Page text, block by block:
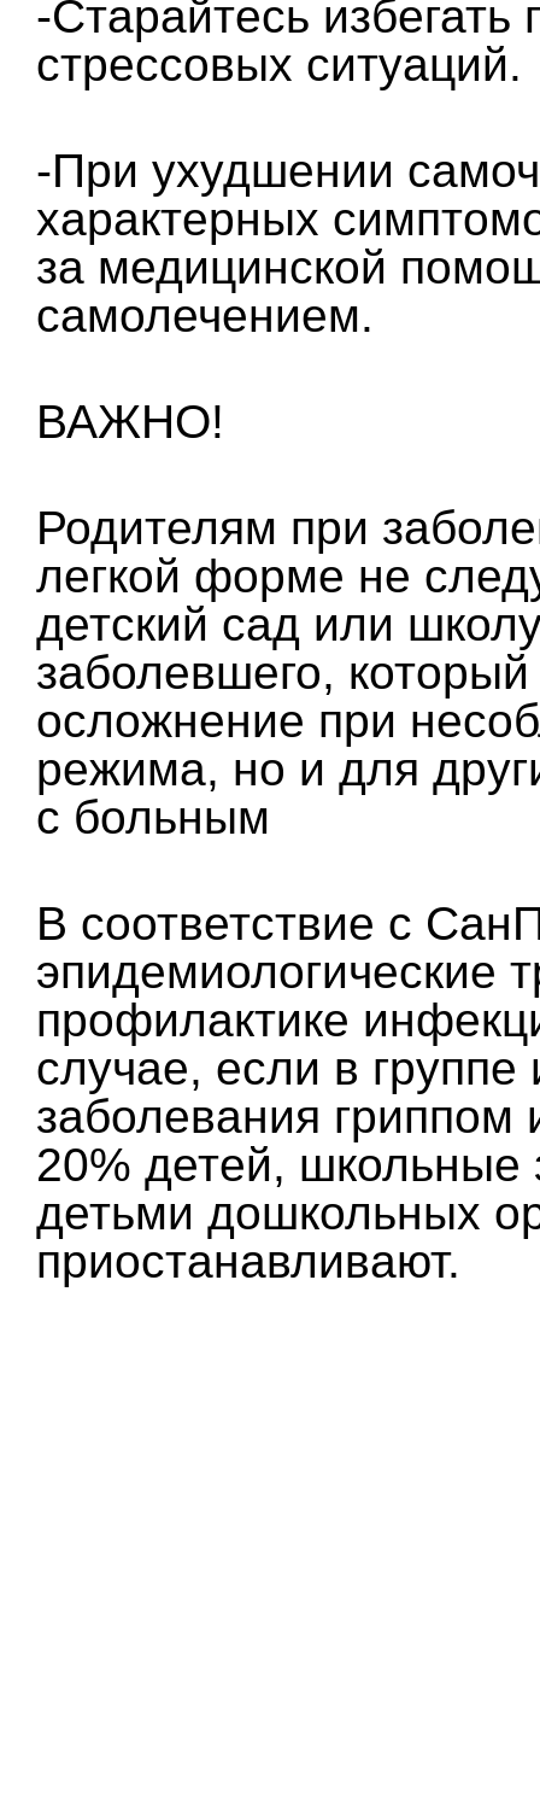
-Старайтесь
стрессовых ситуаций.
-При ухудшении
характерных
за медицинской
самолечением.
ВАЖНО!
Родителям при
легкой форме не
детский сад или
заболевшего,
осложнение при
режима, но и для
с больным
В соответствие с
эпидемиологические
профилактике
случае, если в
заболевания гриппом
20% детей, школьные
детьми дошкольных
приостанавливают.